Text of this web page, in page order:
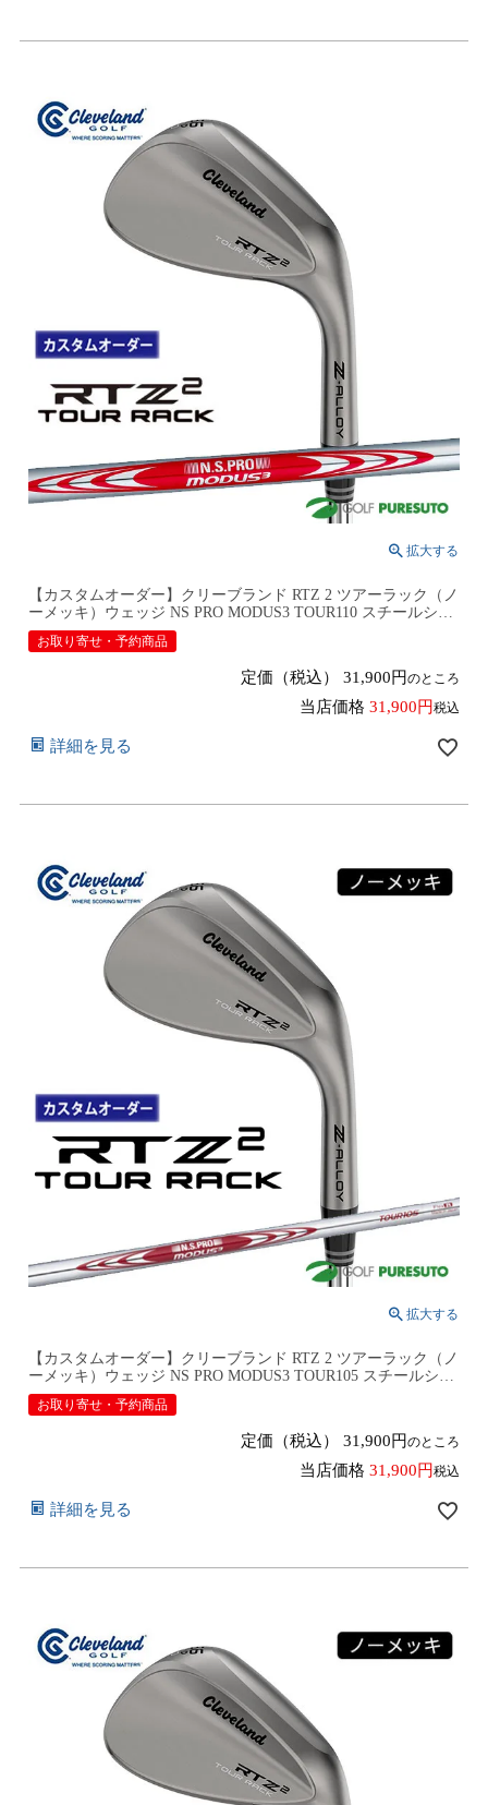
【カスタムオーダー】クリーブランド RTZ 2 ツアーラック（ノ
ーメッキ）ウェッジ NS PRO MODUS3 TOUR110 スチールシャ
フト 2026年モデル日本仕様 日本正規品 cleveland アールティー
ゼット ツー【■DC■】9月12日発売予定
お取り寄せ・予約商品
定価（税込） 31,900 のところ
当店価格 31,900 税込
詳細を見る
【カスタムオーダー】クリーブランド RTZ 2 ツアーラック（ノ
ーメッキ）ウェッジ NS PRO MODUS3 TOUR105 スチールシャ
フト 2026年モデル日本仕様 日本正規品 cleveland アールティー
ゼット ツー【■DC■】9月12日発売予定
お取り寄せ・予約商品
定価（税込） 31,900 のところ
当店価格 31,900 税込
詳細を見る